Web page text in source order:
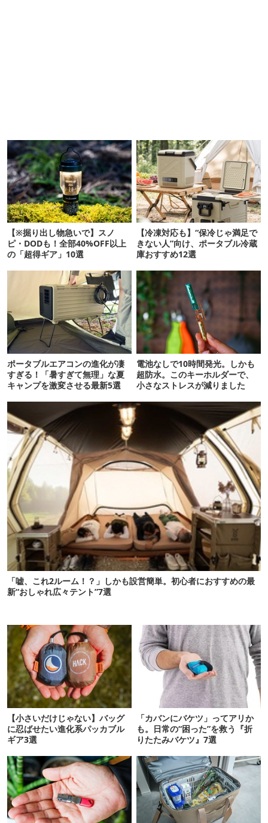
【※掘り出し物急いで】スノ
ピ・DODも！全部40%OFF以上
の「超得ギア」10選
【冷凍対応も】“保冷じゃ満足で
きない人”向け、ポータブル冷蔵
庫おすすめ12選
ポータブルエアコンの進化が凄
すぎる！「暑すぎて無理」な夏
キャンプを激変させる最新5選
電池なしで10時間発光。しかも
超防水。このキーホルダーで、
小さなストレスが減りました
「嘘、これ2ルーム！？」しかも設営簡単。初心者におすすめの最
新“おしゃれ広々テント”7選
【小さいだけじゃない】バッグ
に忍ばせたい進化系パッカブル
ギア3選
「カバンにバケツ」ってアリか
も。日常の“困った”を救う『折
りたたみバケツ』7選